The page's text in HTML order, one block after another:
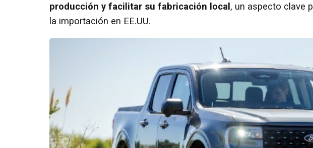
producción y facilitar su fabricación local, un aspecto clave
la importación en EE.UU.